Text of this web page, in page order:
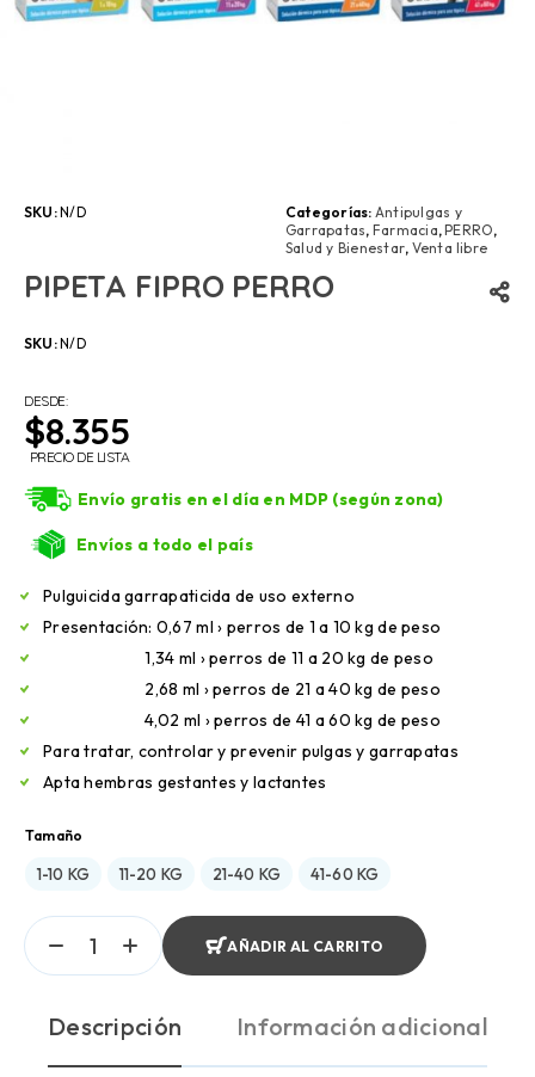
SKU:N/D Categorías: Antipulgas y
Garrapatas, Farmacia,PERRO,
Salud y Bienestar, Venta libre
PIPETA FIPRO PERRO
SKU:N/D
DESDE:
$8.355
PRECIO DE LISTA
Envío gratis en el día en MDP (según zona)
Envíos a todo el país
Pulguicida garrapaticida de uso externo
Presentación: 0,67 ml › perros de 1 a 10 kg de peso
1,34 ml › perros de 11 a 20 kg de peso
2,68 ml › perros de 21 a 40 kg de peso
4,02 ml › perros de 41 a 60 kg de peso
Para tratar, controlar y prevenir pulgas y garrapatas
Apta hembras gestantes y lactantes
Tamaño
1-10 KG 11-20 KG 21-40 KG 41-60 KG
AÑADIR AL CARRITO
Descripción Información adicional